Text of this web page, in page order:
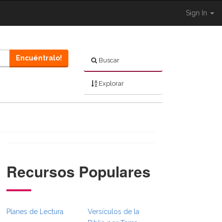
Sign In
Buscar
Explorar
Encuéntralo!
}} }}
Recursos Populares
Planes de Lectura
Versículos de la